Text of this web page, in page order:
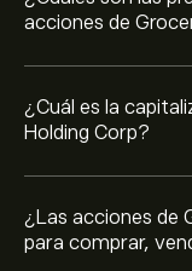
acciones de
¿Cuál es la
Holding Corp?
¿Las acciones de
para comprar,